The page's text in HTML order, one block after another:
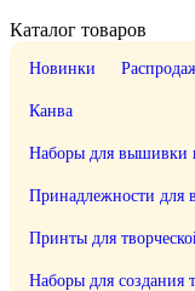
Каталог товаров
Новинки
Канва
Наборы для вышивки
Принадлежности для
Принты для
Наборы для создания